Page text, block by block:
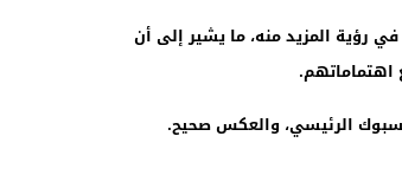
رؤية المزيد منه، ما يشير إلى أن